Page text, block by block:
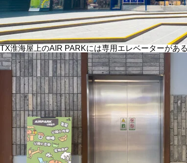
TX淮海屋上のAIR PARKには専用エレベーターがあ